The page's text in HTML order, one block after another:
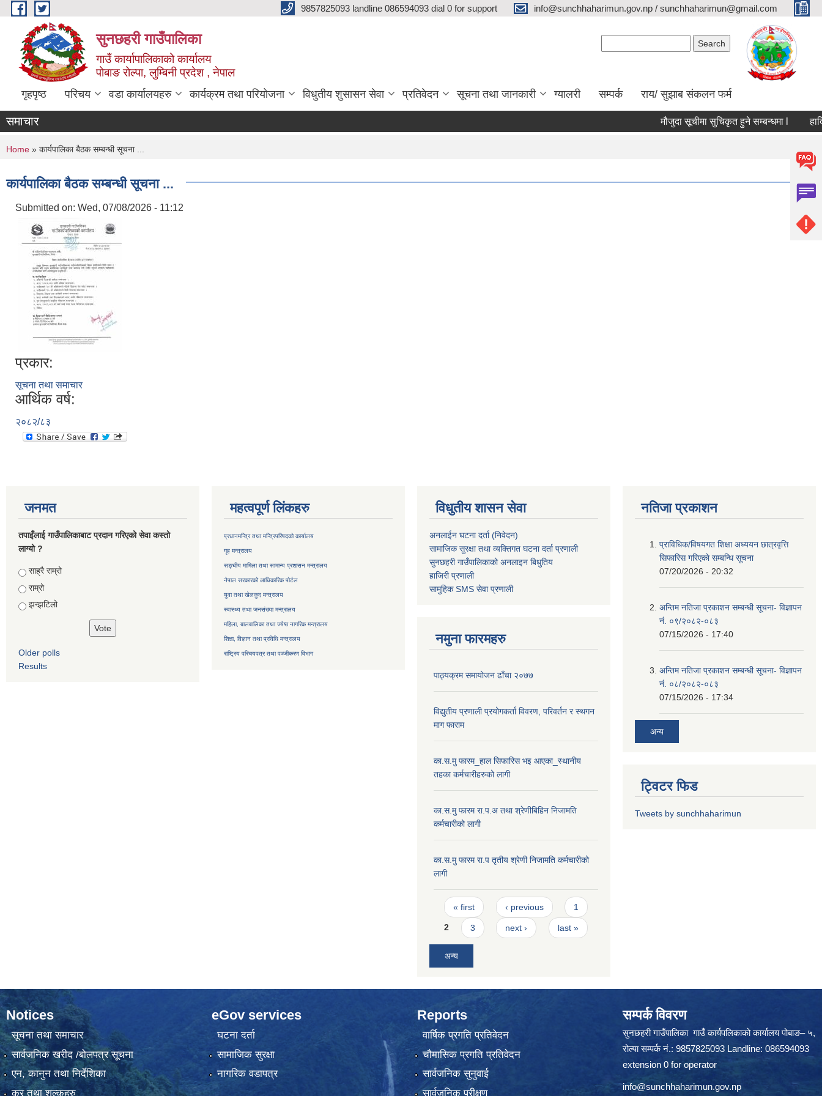
Skip to main content 9857825093 landline 086594093 dial 0 for support info@sunchhaharimun.gov.np / sunchhaharimun@gmail.com
सुनछहरी गाउँपालिका
गाउँ कार्यापालिकाको कार्यालय
पोबाङ रोल्पा, लुम्बिनी प्रदेश , नेपाल
गृहपृष्ठ परिचय वडा कार्यालयहरु कार्यक्रम तथा परियोजना विधुतीय शुसासन सेवा प्रतिवेदन सूचना तथा जानकारी ग्यालरी सम्पर्क राय/ सुझाब संकलन फर्म
समाचार मौजुदा सूचीमा सुचिकृत हुने सम्बन्धमा l
You are here
Home » कार्यपालिका बैठक सम्बन्धी सूचना ...
कार्यपालिका बैठक सम्बन्धी सूचना ...
Submitted on: Wed, 07/08/2026 - 11:12
प्रकार:
सूचना तथा समाचार
आर्थिक वर्ष:
२०८२/८३
जनमत
तपाइँलाई गाउँपालिकाबाट प्रदान गरिएको सेवा कस्तो
लाग्यो ?
Choices
साह्रै राम्रो
राम्रो
झन्झटिलो
Older polls
Results
महत्वपूर्ण लिंकहरु
प्रधानमन्त्रि तथा मन्त्रिपरिषदको कार्यालय
गृह मन्त्रालय
सङ्घीय मामिला तथा सामान्य प्रशासन मन्त्रालय
नेपाल सरकारको आधिकारिक पोर्टल
युवा तथा खेलकुद मन्त्रालय
स्वास्थ्य तथा जनसंख्या मन्त्रालय
महिला, बालबालिका तथा ज्येष्ठ नागरिक मन्त्रालय
शिक्षा, विज्ञान तथा प्रविधि मन्त्रालय
राष्ट्रिय परिचयपत्र तथापञ्जीकरण विभाग
विधुतीय शासन सेवा
अनलाईन घटना दर्ता (निवेदन)
सामाजिक सुरक्षा तथा व्यक्तिगत घटना दर्ताप्रणाली
सुनछहरी गाउँपालिकाको अनलाइन बिधुतिय
हाजिरी प्रणाली
सामुहिकSMS सेवाप्रणाली
नमुना फारमहरु
पाठ्यक्रम समायोजन ढाँचा २०७७
विद्युतीय प्रणाली प्रयोगकर्ता विवरण, परिवर्तन र स्थगन
माग फाराम
का.स.मु फारम_हाल सिफारिस भइ आएका_स्थानीय
तहका कर्मचारीहरुको लागी
का.स.मु फारम रा.प.अ तथा श्रेणीबिहिन निजामति
कर्मचारीको लागी
का.स.मु फारम रा.प तृतीय श्रेणी निजामति कर्मचारीको
लागी
Pages
« first ‹ previous 1
2 3 next › last »
अन्य
नतिजा प्रकाशन
प्राविधिक/विषयगत शिक्षा अध्ययन छात्रवृत्ति
सिफारिस गरिएकाे सम्बन्धि सूचना
07/20/2026 - 20:32
अन्तिम नतिजा प्रकाशन सम्बन्धी सूचना- विज्ञापन
नं. ०९/२०८२-०८३
07/15/2026 - 17:40
अन्तिम नतिजा प्रकाशन सम्बन्धी सूचना- विज्ञापन
नं. ०८/२०८२-०८३
07/15/2026 - 17:34
अन्य
ट्विटर फिड
Tweets by sunchhaharimun
Notices
सूचना तथा समाचार
सार्वजनिक खरीद /बोलपत्र सूचना
एन, कानुन तथा निर्देशिका
कर तथा शुल्कहरु
eGov services
घटना दर्ता
सामाजिक सुरक्षा
नागरिक वडापत्र
Reports
वार्षिक प्रगति प्रतिवेदन
चौमासिक प्रगति प्रतिवेदन
सार्वजनिक सुनुवाई
सार्वजनिक परीक्षण
सम्पर्क विवरण
सुनछहरी गाउँपालिका गाउँ कार्यपलिकाको कार्यालय पोबाङ– ५,
रोल्पा सम्पर्क नं.: 9857825093 Landline: 086594093
extension 0 for operator
info@sunchhaharimun.gov.np